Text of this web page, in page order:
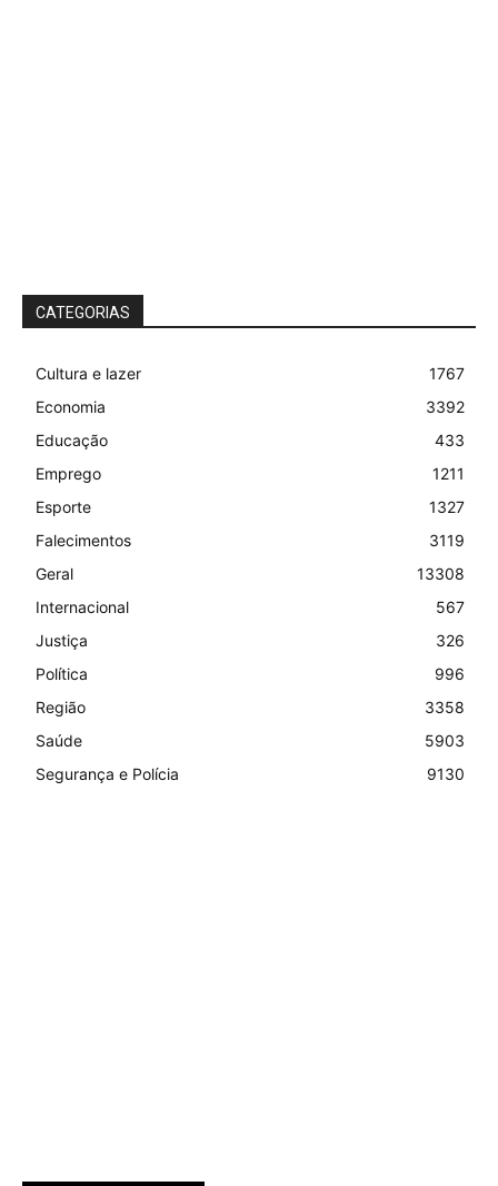
CATEGORIAS
Cultura e lazer
1767
Economia
3392
Educação
433
Emprego
1211
Esporte
1327
Falecimentos
3119
Geral
13308
Internacional
567
Justiça
326
Política
996
Região
3358
Saúde
5903
Segurança e Polícia
9130